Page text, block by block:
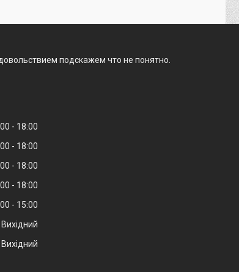
подскажем что не понятно.
18:00
18:00
18:00
18:00
15:00
Вихідний
Вихідний